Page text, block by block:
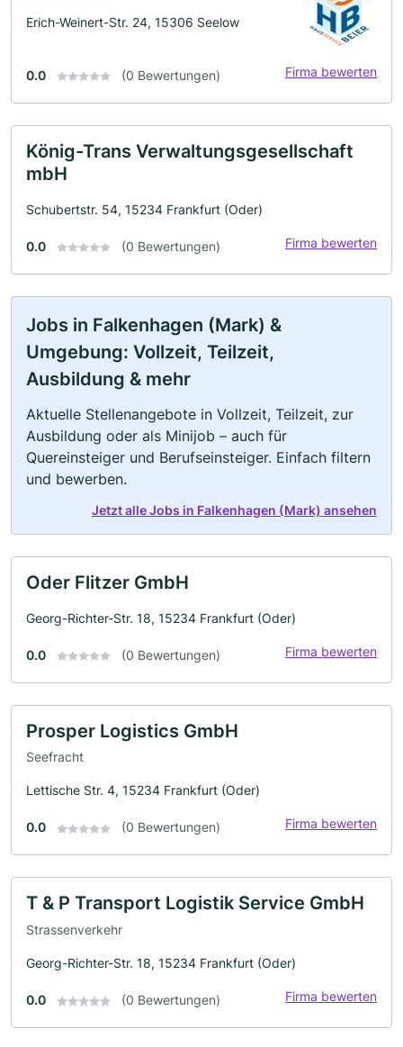
Erich-Weinert-Str. 24, 15306 Seelow
0.0 (0 Bewertungen) Firma bewerten
König-Trans Verwaltungsgesellschaft
mbH
Schubertstr. 54, 15234 Frankfurt (Oder)
0.0 (0 Bewertungen) Firma bewerten
Jobs in Falkenhagen (Mark) &
Umgebung: Vollzeit, Teilzeit,
Ausbildung & mehr
Aktuelle Stellenangebote in Vollzeit, Teilzeit, zur
Ausbildung oder als Minijob – auch für
Quereinsteiger und Berufseinsteiger. Einfach filtern
und bewerben.
Jetzt alle Jobs in Falkenhagen (Mark) ansehen
Oder Flitzer GmbH
Georg-Richter-Str. 18, 15234 Frankfurt (Oder)
0.0 (0 Bewertungen) Firma bewerten
Prosper Logistics GmbH
Seefracht
Lettische Str. 4, 15234 Frankfurt (Oder)
0.0 (0 Bewertungen) Firma bewerten
T & P Transport Logistik Service GmbH
Strassenverkehr
Georg-Richter-Str. 18, 15234 Frankfurt (Oder)
0.0 (0 Bewertungen) Firma bewerten